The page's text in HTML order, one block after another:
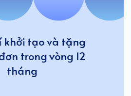
khởi tạo và tặng
trong vòng 12
tháng